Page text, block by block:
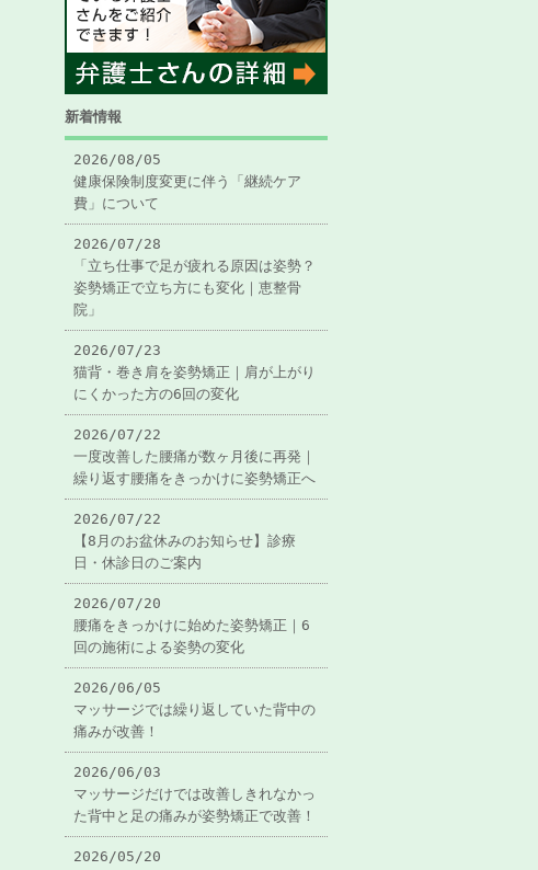
新着情報
2026/08/05
健康保険制度変更に伴う「継続ケア
費」について
2026/07/28
「立ち仕事で足が疲れる原因は姿勢？
姿勢矯正で立ち方にも変化｜恵整骨
院」
2026/07/23
猫背・巻き肩を姿勢矯正｜肩が上がり
にくかった方の6回の変化
2026/07/22
一度改善した腰痛が数ヶ月後に再発｜
繰り返す腰痛をきっかけに姿勢矯正へ
2026/07/22
【8月のお盆休みのお知らせ】診療
日・休診日のご案内
2026/07/20
腰痛をきっかけに始めた姿勢矯正｜6
回の施術による姿勢の変化
2026/06/05
マッサージでは繰り返していた背中の
痛みが改善！
2026/06/03
マッサージだけでは改善しきれなかっ
た背中と足の痛みが姿勢矯正で改善！
2026/05/20